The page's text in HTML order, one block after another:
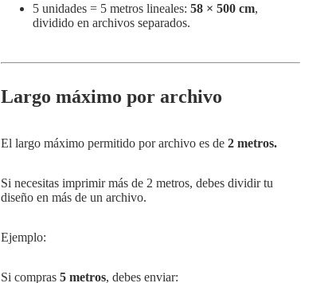
5 unidades = 5 metros lineales: 58 × 500 cm,
dividido en archivos separados.
Largo máximo por archivo
El largo máximo permitido por archivo es de 2 metros.
Si necesitas imprimir más de 2 metros, debes dividir tu
diseño en más de un archivo.
Ejemplo:
Si compras 5 metros, debes enviar: